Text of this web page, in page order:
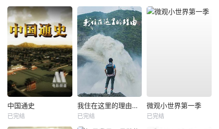
中国通史
已完结
我住在这里的理由第四季
已完结
微观小世界第一季
已完结